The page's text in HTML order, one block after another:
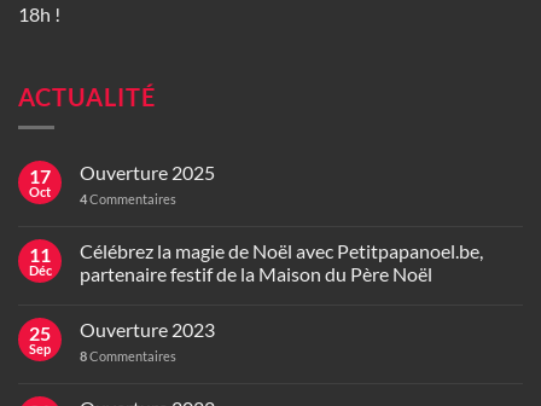
18h !
ACTUALITÉ
17
Oct
Ouverture 2025
4Commentaires
11
Déc
Célébrez la magie de Noël avec Petitpapanoel.be,
partenaire festif de la Maison du Père Noël
25
Sep
Ouverture 2023
8Commentaires